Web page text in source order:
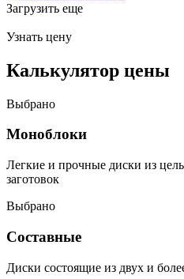
Загрузить еще
Узнать цену
Калькулятор цены
Выбрано
Моноблоки
Легкие и прочные диски из
заготовок
Выбрано
Составные
Диски состоящие из двух и